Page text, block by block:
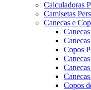
Calculadoras
Camisetas
Canecas e
Copos
Copos